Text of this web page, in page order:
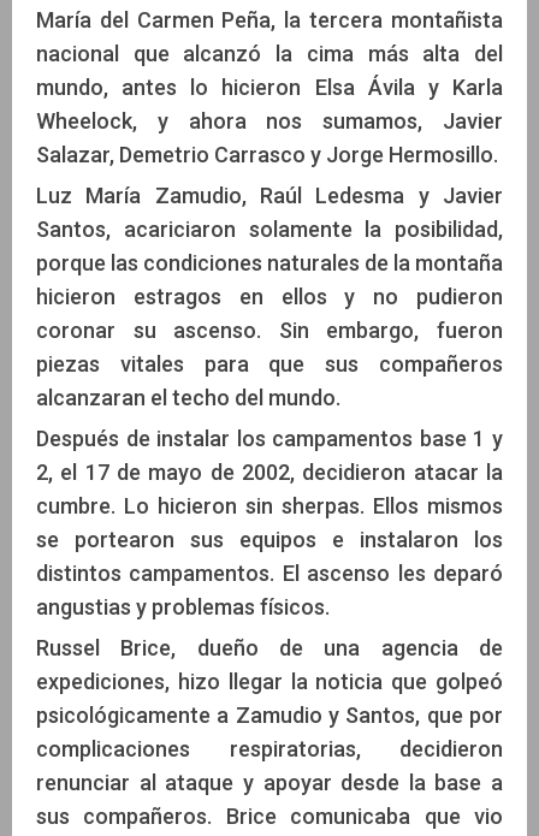
María del Carmen Peña, la tercera montañista
nacional que alcanzó la cima más alta del
mundo, antes lo hicieron Elsa Ávila y Karla
Wheelock, y ahora nos sumamos, Javier
Salazar, Demetrio Carrasco y Jorge Hermosillo.
Luz María Zamudio, Raúl Ledesma y Javier
Santos, acariciaron solamente la posibilidad,
porque las condiciones naturales de la montaña
hicieron estragos en ellos y no pudieron
coronar su ascenso. Sin embargo, fueron
piezas vitales para que sus compañeros
alcanzaran el techo del mundo.
Después de instalar los campamentos base 1 y
2, el 17 de mayo de 2002, decidieron atacar la
cumbre. Lo hicieron sin sherpas. Ellos mismos
se portearon sus equipos e instalaron los
distintos campamentos. El ascenso les deparó
angustias y problemas físicos.
Russel Brice, dueño de una agencia de
expediciones, hizo llegar la noticia que golpeó
psicológicamente a Zamudio y Santos, que por
complicaciones respiratorias, decidieron
renunciar al ataque y apoyar desde la base a
sus compañeros. Brice comunicaba que vio